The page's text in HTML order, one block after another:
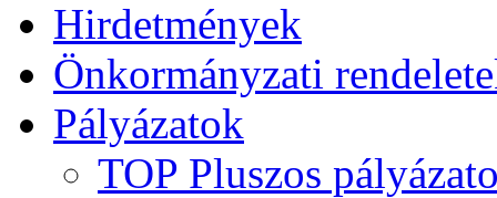
Hirdetmények
Önkormányzati
Pályázatok
TOP Pluszos